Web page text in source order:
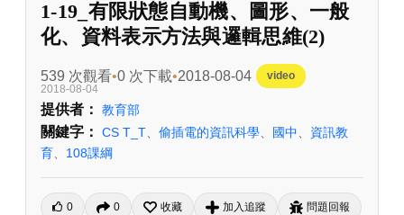
1-19_有限狀態自動機、圖形、一般
化、資料表示方法與邏輯思維(2)
539 次觀看 0 次下載 2018-08-04
video
2018-08-04
提供者： 教育部
關鍵字： CS T_T 偷插電的資訊科學 國中
資訊教
育
108課綱
0 0 收藏 加入追蹤 問題回報